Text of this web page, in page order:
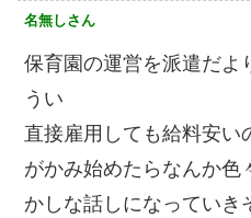
名無しさん
保育園の運営を派遣だよ
うい
直接雇用しても給料安い
がかみ始めたらなんか色
かしな話しになっていき